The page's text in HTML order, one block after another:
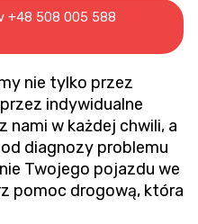
+48 508 005 588
nie tylko przez
indywidualne
nami w każdej chwili, a
diagnozy problemu
Twojego pojazdu we
pomoc drogową, która